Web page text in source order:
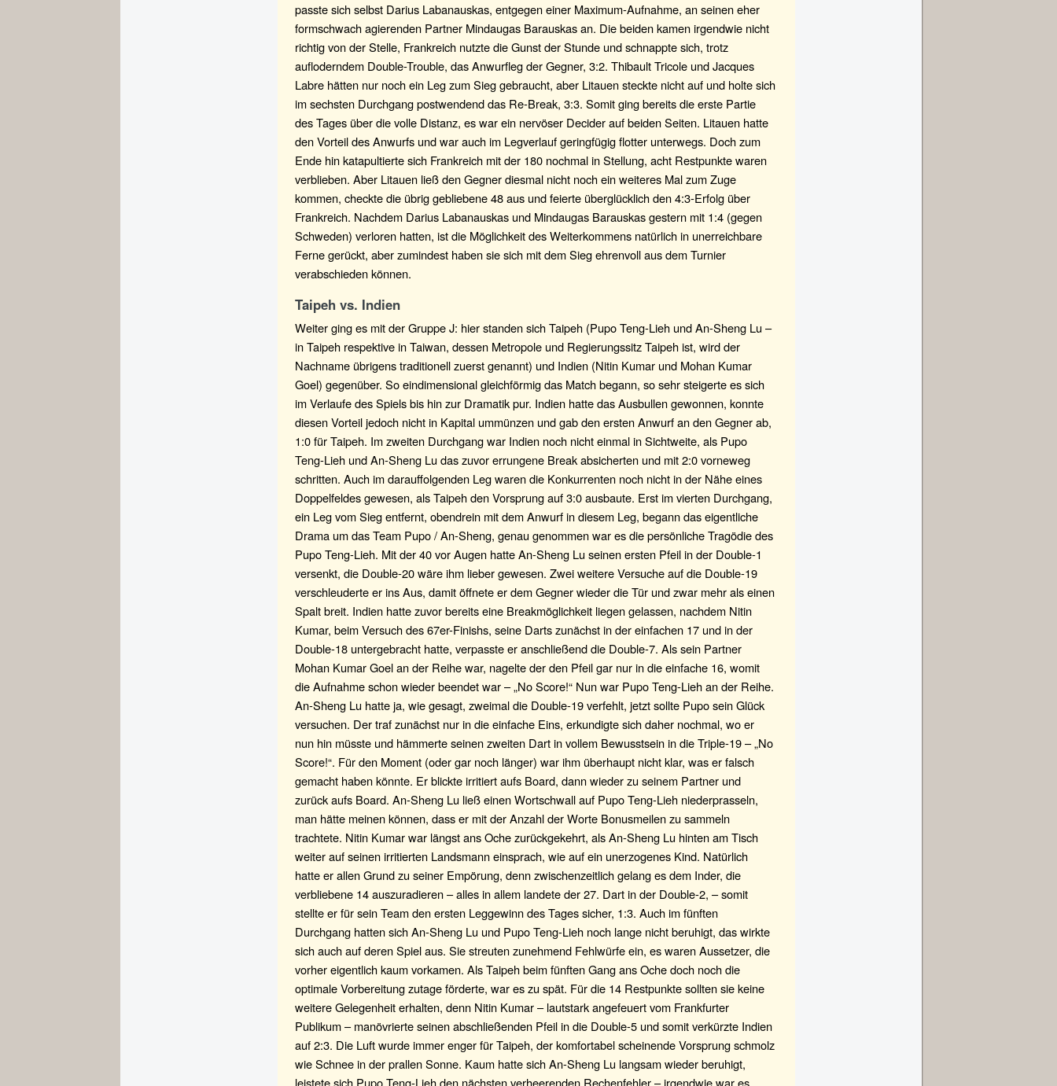
passte sich selbst Darius Labanauskas, entgegen einer Maximum-Aufnahme, an seinen eher
formschwach agierenden Partner Mindaugas Barauskas an. Die beiden kamen irgendwie nicht
richtig von der Stelle, Frankreich nutzte die Gunst der Stunde und schnappte sich, trotz
aufloderndem Double-Trouble, das Anwurfleg der Gegner, 3:2. Thibault Tricole und Jacques
Labre hätten nur noch ein Leg zum Sieg gebraucht, aber Litauen steckte nicht auf und holte sich
im sechsten Durchgang postwendend das Re-Break, 3:3. Somit ging bereits die erste Partie
des Tages über die volle Distanz, es war ein nervöser Decider auf beiden Seiten. Litauen hatte
den Vorteil des Anwurfs und war auch im Legverlauf geringfügig flotter unterwegs. Doch zum
Ende hin katapultierte sich Frankreich mit der 180 nochmal in Stellung, acht Restpunkte waren
verblieben. Aber Litauen ließ den Gegner diesmal nicht noch ein weiteres Mal zum Zuge
kommen, checkte die übrig gebliebene 48 aus und feierte überglücklich den 4:3-Erfolg über
Frankreich. Nachdem Darius Labanauskas und Mindaugas Barauskas gestern mit 1:4 (gegen
Schweden) verloren hatten, ist die Möglichkeit des Weiterkommens natürlich in unerreichbare
Ferne gerückt, aber zumindest haben sie sich mit dem Sieg ehrenvoll aus dem Turnier
verabschieden können.
Taipeh vs. Indien
Weiter ging es mit der Gruppe J: hier standen sich Taipeh (Pupo Teng-Lieh und An-Sheng Lu –
in Taipeh respektive in Taiwan, dessen Metropole und Regierungssitz Taipeh ist, wird der
Nachname übrigens traditionell zuerst genannt) und Indien (Nitin Kumar und Mohan Kumar
Goel) gegenüber. So eindimensional gleichförmig das Match begann, so sehr steigerte es sich
im Verlaufe des Spiels bis hin zur Dramatik pur. Indien hatte das Ausbullen gewonnen, konnte
diesen Vorteil jedoch nicht in Kapital ummünzen und gab den ersten Anwurf an den Gegner ab,
1:0 für Taipeh. Im zweiten Durchgang war Indien noch nicht einmal in Sichtweite, als Pupo
Teng-Lieh und An-Sheng Lu das zuvor errungene Break absicherten und mit 2:0 vorneweg
schritten. Auch im darauffolgenden Leg waren die Konkurrenten noch nicht in der Nähe eines
Doppelfeldes gewesen, als Taipeh den Vorsprung auf 3:0 ausbaute. Erst im vierten Durchgang,
ein Leg vom Sieg entfernt, obendrein mit dem Anwurf in diesem Leg, begann das eigentliche
Drama um das Team Pupo / An-Sheng, genau genommen war es die persönliche Tragödie des
Pupo Teng-Lieh. Mit der 40 vor Augen hatte An-Sheng Lu seinen ersten Pfeil in der Double-1
versenkt, die Double-20 wäre ihm lieber gewesen. Zwei weitere Versuche auf die Double-19
verschleuderte er ins Aus, damit öffnete er dem Gegner wieder die Tür und zwar mehr als einen
Spalt breit. Indien hatte zuvor bereits eine Breakmöglichkeit liegen gelassen, nachdem Nitin
Kumar, beim Versuch des 67er-Finishs, seine Darts zunächst in der einfachen 17 und in der
Double-18 untergebracht hatte, verpasste er anschließend die Double-7. Als sein Partner
Mohan Kumar Goel an der Reihe war, nagelte der den Pfeil gar nur in die einfache 16, womit
die Aufnahme schon wieder beendet war – „No Score!“ Nun war Pupo Teng-Lieh an der Reihe.
An-Sheng Lu hatte ja, wie gesagt, zweimal die Double-19 verfehlt, jetzt sollte Pupo sein Glück
versuchen. Der traf zunächst nur in die einfache Eins, erkundigte sich daher nochmal, wo er
nun hin müsste und hämmerte seinen zweiten Dart in vollem Bewusstsein in die Triple-19 – „No
Score!“. Für den Moment (oder gar noch länger) war ihm überhaupt nicht klar, was er falsch
gemacht haben könnte. Er blickte irritiert aufs Board, dann wieder zu seinem Partner und
zurück aufs Board. An-Sheng Lu ließ einen Wortschwall auf Pupo Teng-Lieh niederprasseln,
man hätte meinen können, dass er mit der Anzahl der Worte Bonusmeilen zu sammeln
trachtete. Nitin Kumar war längst ans Oche zurückgekehrt, als An-Sheng Lu hinten am Tisch
weiter auf seinen irritierten Landsmann einsprach, wie auf ein unerzogenes Kind. Natürlich
hatte er allen Grund zu seiner Empörung, denn zwischenzeitlich gelang es dem Inder, die
verbliebene 14 auszuradieren – alles in allem landete der 27. Dart in der Double-2, – somit
stellte er für sein Team den ersten Leggewinn des Tages sicher, 1:3. Auch im fünften
Durchgang hatten sich An-Sheng Lu und Pupo Teng-Lieh noch lange nicht beruhigt, das wirkte
sich auch auf deren Spiel aus. Sie streuten zunehmend Fehlwürfe ein, es waren Aussetzer, die
vorher eigentlich kaum vorkamen. Als Taipeh beim fünften Gang ans Oche doch noch die
optimale Vorbereitung zutage förderte, war es zu spät. Für die 14 Restpunkte sollten sie keine
weitere Gelegenheit erhalten, denn Nitin Kumar – lautstark angefeuert vom Frankfurter
Publikum – manövrierte seinen abschließenden Pfeil in die Double-5 und somit verkürzte Indien
auf 2:3. Die Luft wurde immer enger für Taipeh, der komfortabel scheinende Vorsprung schmolz
wie Schnee in der prallen Sonne. Kaum hatte sich An-Sheng Lu langsam wieder beruhigt,
leistete sich Pupo Teng-Lieh den nächsten verheerenden Rechenfehler – irgendwie war es